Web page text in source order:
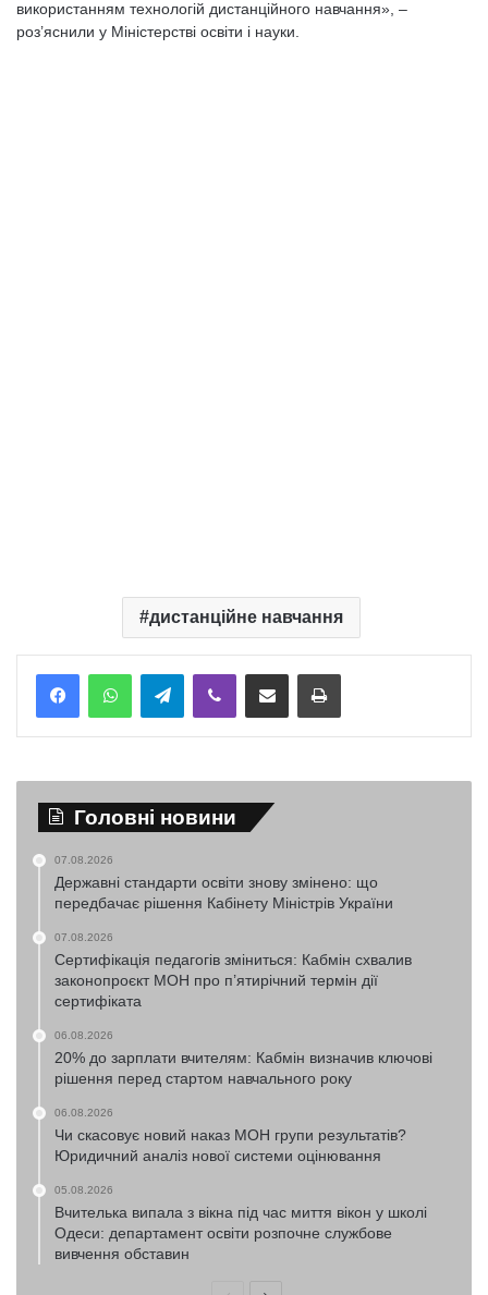
використанням технологій дистанційного навчання», –
роз’яснили у Міністерстві освіти і науки.
дистанційне навчання
TelegramViber Надіслати електронною поштоюНадрукувати
Головні новини
07.08.2026
Державні стандарти освіти знову змінено: що
передбачає рішення Кабінету Міністрів України
07.08.2026
Сертифікація педагогів зміниться: Кабмін схвалив
законопроєкт МОН про п’ятирічний термін дії
сертифіката
06.08.2026
20% до зарплати вчителям: Кабмін визначив ключові
рішення перед стартом навчального року
06.08.2026
Чи скасовує новий наказ МОН групи результатів?
Юридичний аналіз нової системи оцінювання
05.08.2026
Вчителька випала з вікна під час миття вікон у школі
Одеси: департамент освіти розпочне службове
вивчення обставин